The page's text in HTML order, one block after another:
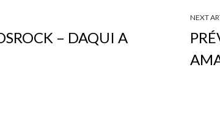
– DAQUI A
NEXT